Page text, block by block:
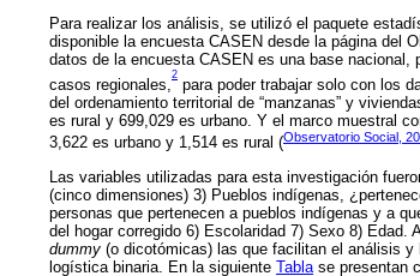
Para realizar los análisis, se utilizó el paquete
disponible la encuesta CASEN desde la página del
datos de la encuesta CASEN es una base
casos regionales,
2
para poder trabajar solo con los
del ordenamiento territorial de “manzanas” y
es rural y 699,029 es urbano. Y el marco muestral
3,622 es urbano y 1,514 es rural (Observatorio Social,
Las variables utilizadas para esta investigación
(cinco dimensiones) 3) Pueblos indígenas,
personas que pertenecen a pueblos indígenas y a
del hogar corregido 6) Escolaridad 7) Sexo 8) Edad.
dummy (o dicotómicas) las que facilitan el análisis
logística binaria. En la siguiente Tabla se presentan